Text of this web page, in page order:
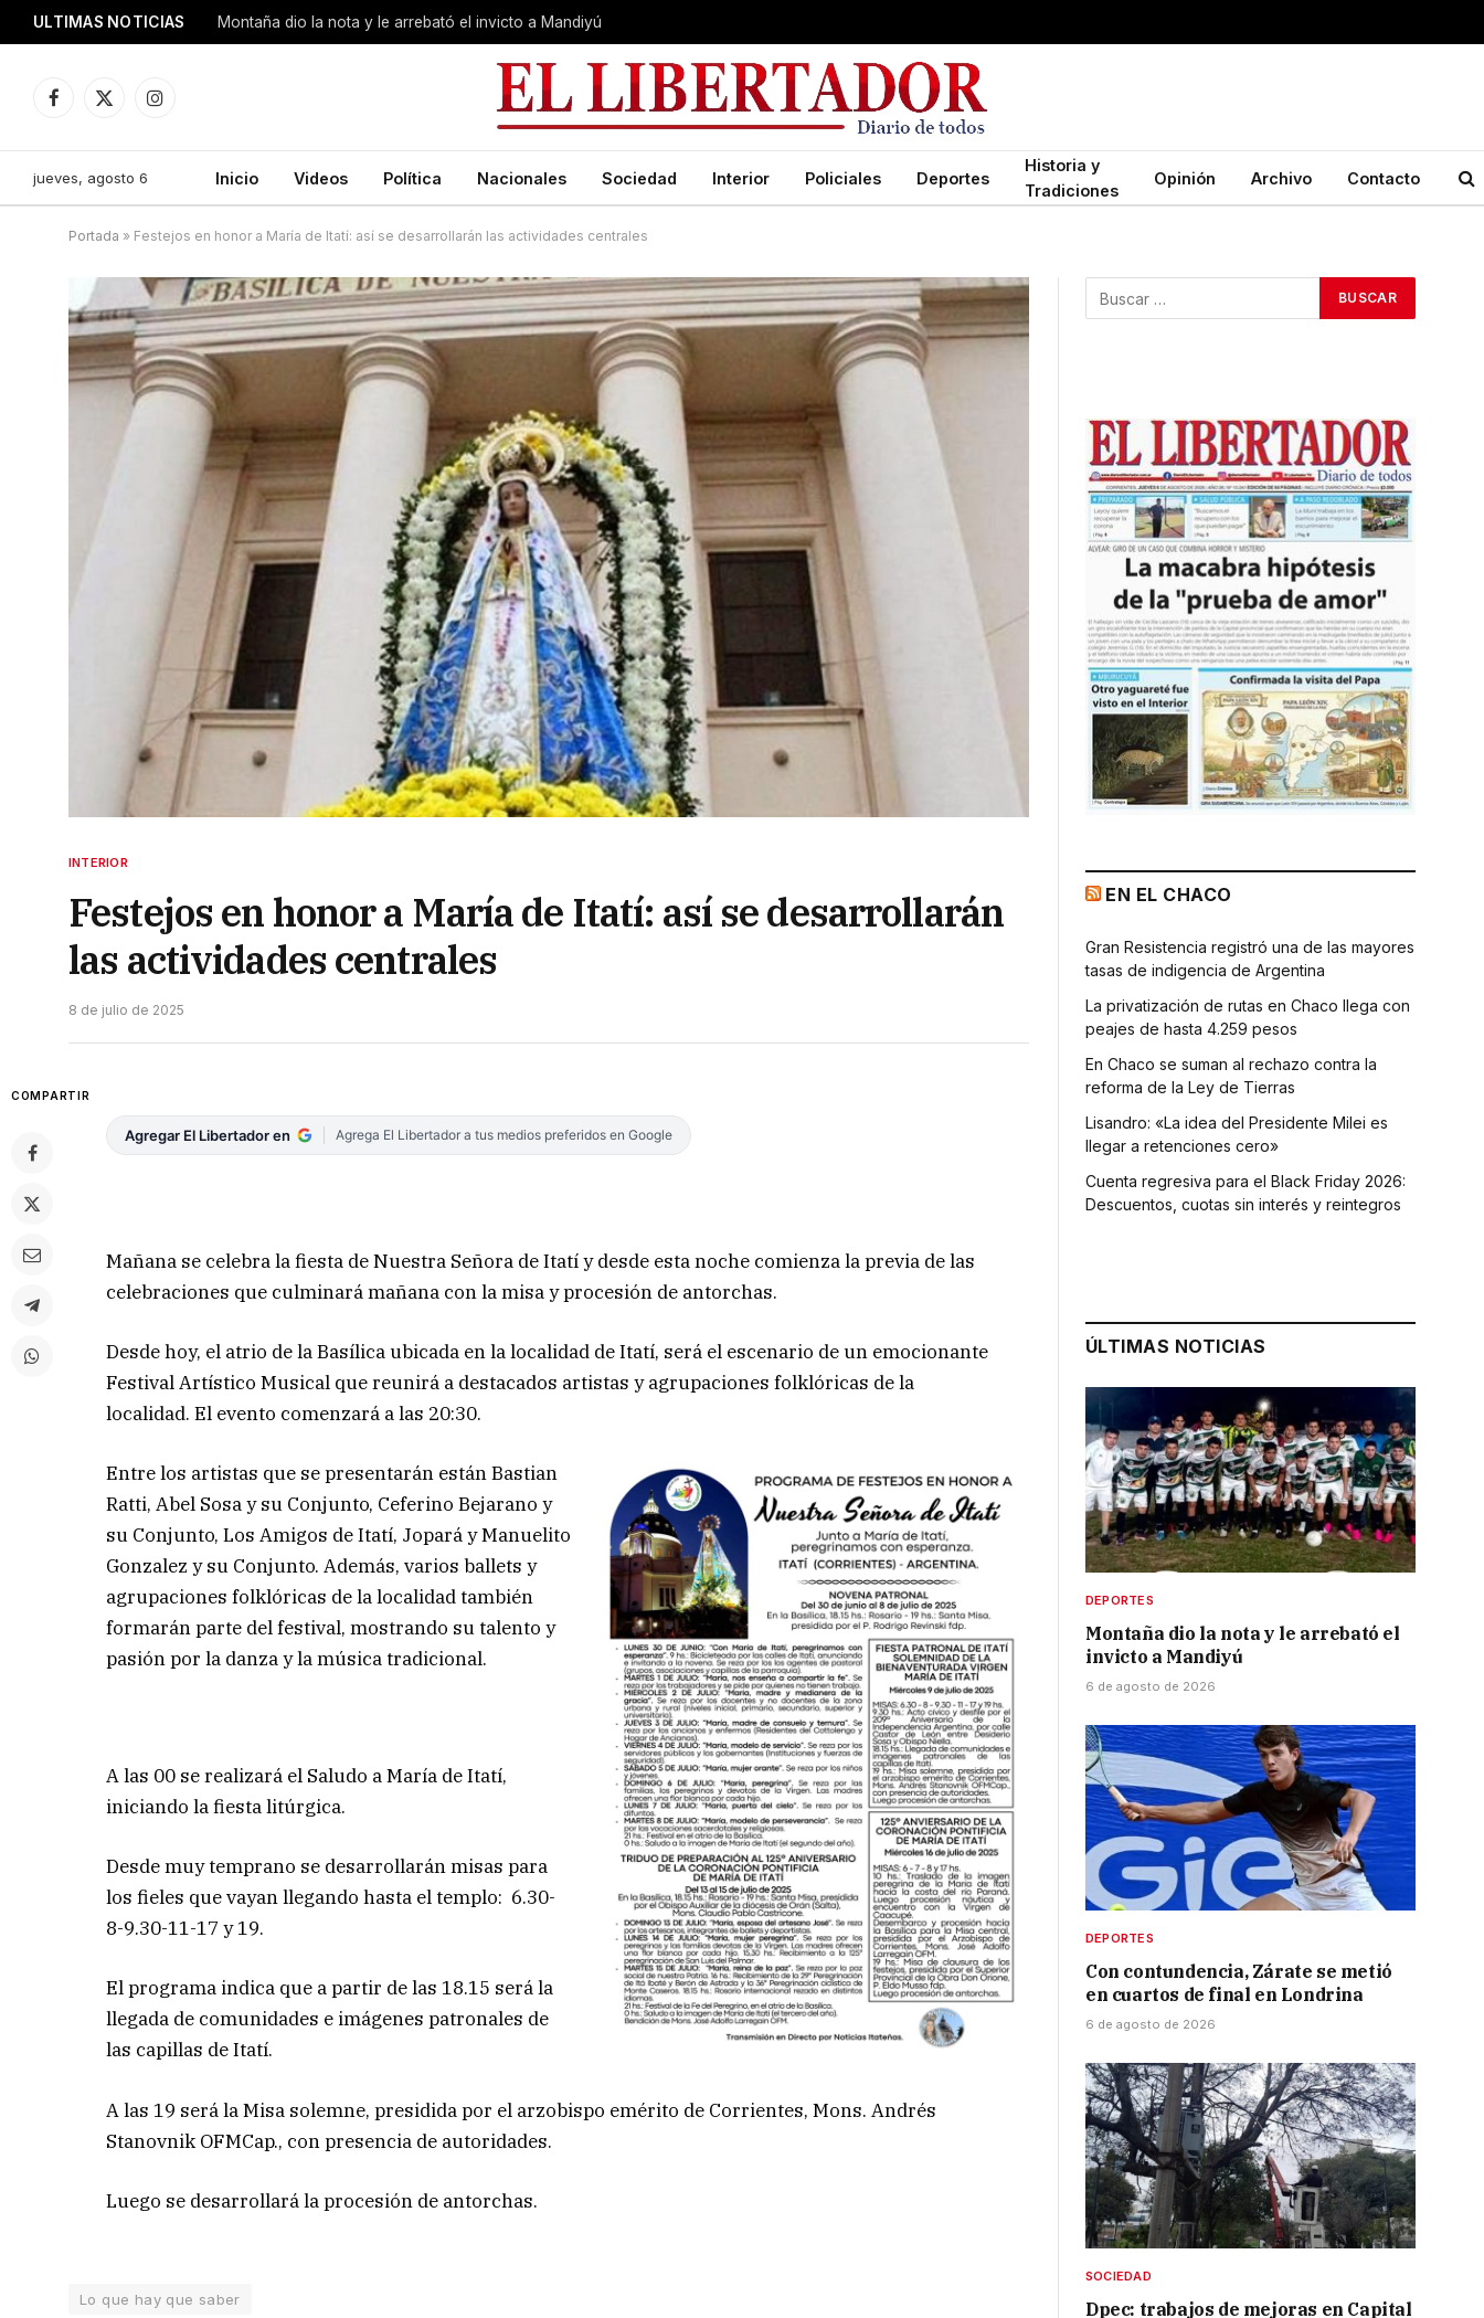
ULTIMAS NOTICIAS Montaña dio la nota y le arrebató el invicto a Mandiyú
Facebook
X
Instagram
jueves, agosto 6 Inicio Videos Política Nacionales Sociedad Interior Policiales Deportes
Historia y
Tradiciones
Opinión Archivo Contacto
Portada » Festejos en honor a María de Itatí: así se desarrollarán las actividades centrales
INTERIOR
Festejos en honor a María de Itatí: así se desarrollarán
las actividades centrales
8 de julio de 2025
COMPARTIR
Agregar El Libertador en Agrega El Libertador a tus medios preferidos en Google
Mañana se celebra la fiesta de Nuestra Señora de Itatí y desde esta noche comienza la previa de las
celebraciones que culminará mañana con la misa y procesión de antorchas.
Desde hoy, el atrio de la Basílica ubicada en la localidad de Itatí, será el escenario de un emocionante
Festival Artístico Musical que reunirá a destacados artistas y agrupaciones folklóricas de la
localidad. El evento comenzará a las 20:30.
Entre los artistas que se presentarán están Bastian
Ratti, Abel Sosa y su Conjunto, Ceferino Bejarano y
su Conjunto, Los Amigos de Itatí, Jopará y Manuelito
Gonzalez y su Conjunto. Además, varios ballets y
agrupaciones folklóricas de la localidad también
formarán parte del festival, mostrando su talento y
pasión por la danza y la música tradicional.
A las 00 se realizará el Saludo a María de Itatí,
iniciando la fiesta litúrgica.
Desde muy temprano se desarrollarán misas para
los fieles que vayan llegando hasta el templo: 6.30-
8-9.30-11-17 y 19.
El programa indica que a partir de las 18.15 será la
llegada de comunidades e imágenes patronales de
las capillas de Itatí.
A las 19 será la Misa solemne, presidida por el arzobispo emérito de Corrientes, Mons. Andrés
Stanovnik OFMCap., con presencia de autoridades.
Luego se desarrollará la procesión de antorchas.
Lo que hay que saber
EN EL CHACO
Gran Resistencia registró una de las mayores
tasas de indigencia de Argentina
La privatización de rutas en Chaco llega con
peajes de hasta 4.259 pesos
En Chaco se suman al rechazo contra la
reforma de la Ley de Tierras
Lisandro: «La idea del Presidente Milei es
llegar a retenciones cero»
Cuenta regresiva para el Black Friday 2026:
Descuentos, cuotas sin interés y reintegros
ÚLTIMAS NOTICIAS
DEPORTES
Montaña dio la nota y le arrebató el
invicto a Mandiyú
6 de agosto de 2026
DEPORTES
Con contundencia, Zárate se metió
en cuartos de final en Londrina
6 de agosto de 2026
SOCIEDAD
Dpec: trabajos de mejoras en Capital